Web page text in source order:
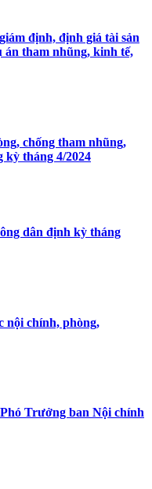
định, định giá tài sản
án tham nhũng, kinh tế,
chống tham nhũng,
kỳ tháng 4/2024
dân định kỳ tháng
nội chính, phòng,
Trưởng ban Nội chính